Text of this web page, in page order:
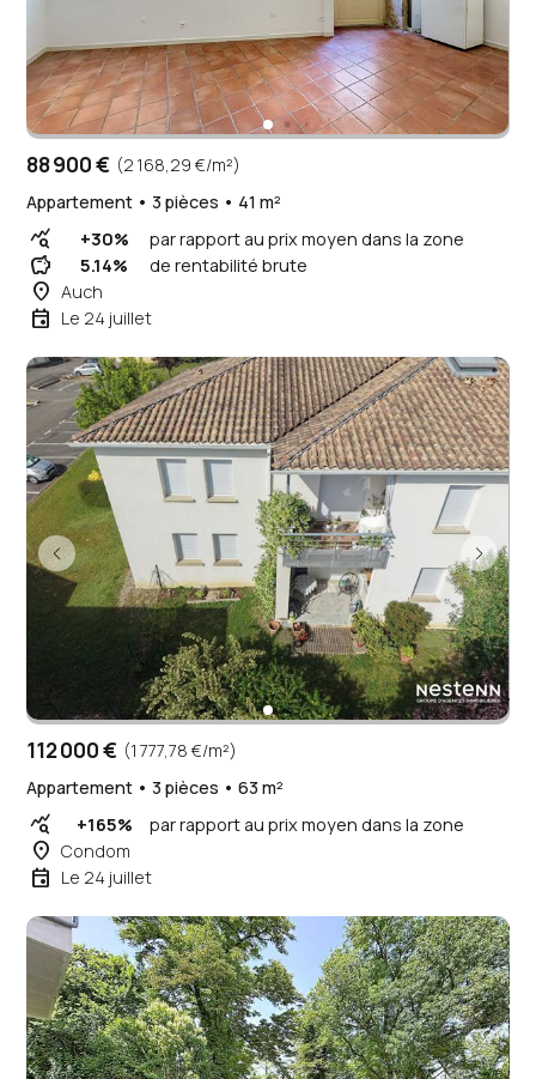
88 900 € (2 168,29 €/m²)
Appartement • 3 pièces • 41 m²
query_stats +30% par rapport au prix moyen dans la zone
savings 5.14% de rentabilité brute
place Auch
event Le 24 juillet
112 000 € (1 777,78 €/m²)
Appartement • 3 pièces • 63 m²
query_stats +165% par rapport au prix moyen dans la zone
place Condom
event Le 24 juillet